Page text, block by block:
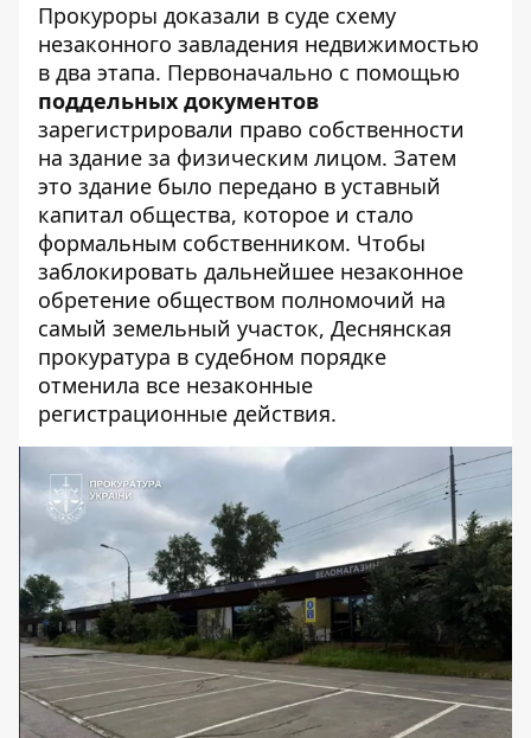
Прокуроры доказали в суде схему
незаконного завладения недвижимостью
в два этапа. Первоначально с помощью
поддельных документов
зарегистрировали право собственности
на здание за физическим лицом. Затем
это здание было передано в уставный
капитал общества, которое и стало
формальным собственником. Чтобы
заблокировать дальнейшее незаконное
обретение обществом полномочий на
самый земельный участок, Деснянская
прокуратура в судебном порядке
отменила все незаконные
регистрационные действия.